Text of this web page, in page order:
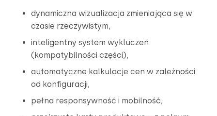
dynamiczna wizualizacja zmieniająca się w
czasie rzeczywistym,
inteligentny system wykluczeń
(kompatybilności części),
automatyczne kalkulacje cen w zależności
od konfiguracji,
pełna responsywność i mobilność,